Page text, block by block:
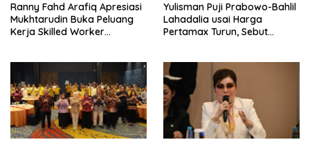
Ranny Fahd Arafiq Apresiasi
Mukhtarudin Buka Peluang
Kerja Skilled Worker
Yulisman Puji Prabowo-Bahlil
Lahadalia usai Harga
Pertamax Turun, Sebut